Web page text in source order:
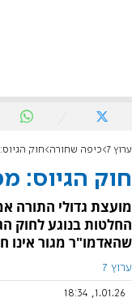
ערוץ 7 כיפה שחורה חוק
חוק הגיוס:
מועצת גדולי התורה
החלטות בנוגע לחוק
שהאדמו"ר מגור אינו
ערוץ 7
1.01.26, 18:34